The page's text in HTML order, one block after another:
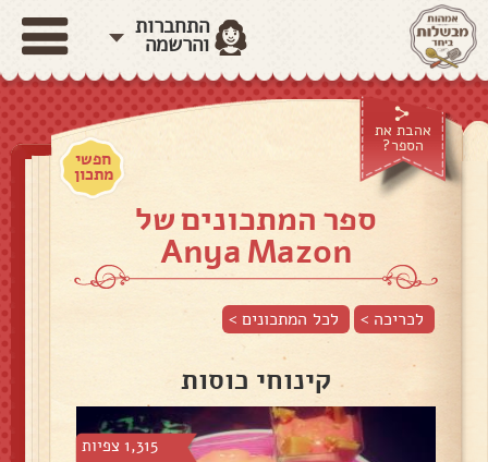
התחברות
והרשמה
אהבת את
הספר?
חפשי
מתכון
ספר המתכונים של
Anya Mazon
לכריכה > לכל המתכונים >
קינוחי כוסות
1,315 צפיות